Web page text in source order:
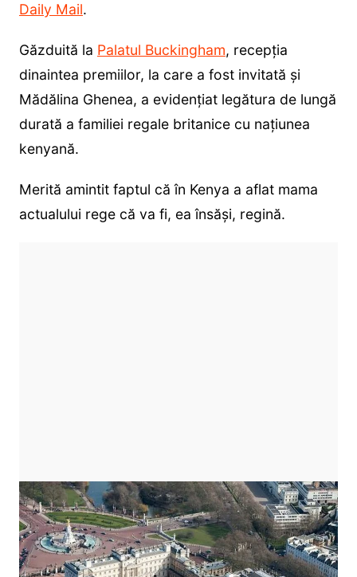
Daily Mail.
Găzduită la Palatul Buckingham, recepția
dinaintea premiilor, la care a fost invitată și
Mădălina Ghenea, a evidențiat legătura de lungă
durată a familiei regale britanice cu națiunea
kenyană.
Merită amintit faptul că în Kenya a aflat mama
actualului rege că va fi, ea însăși, regină.